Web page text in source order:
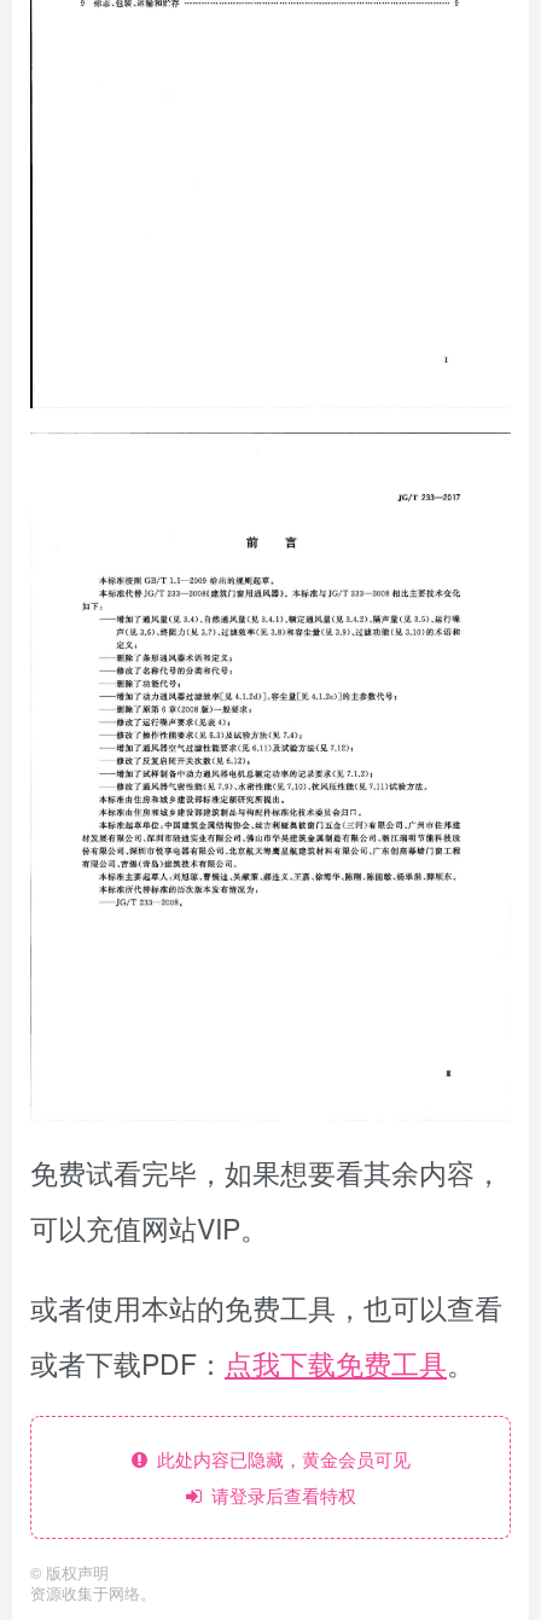
免费试看完毕，如果想要看其余内容，
可以充值网站VIP。
或者使用本站的免费工具，也可以查看
或者下载PDF： 点我下载免费工具。
此处内容已隐藏，黄金会员可见
请登录后查看特权
© 版权声明
资源收集于网络。